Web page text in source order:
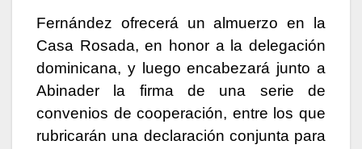
Fernández ofrecerá un almuerzo en la
Casa Rosada, en honor a la delegación
dominicana, y luego encabezará junto a
Abinader la firma de una serie de
convenios de cooperación, entre los que
rubricarán una declaración conjunta para